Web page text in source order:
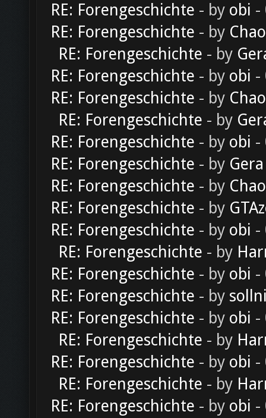
RE: Forengeschichte - by obi -
RE: Forengeschichte - by
RE: Forengeschichte - by
RE: Forengeschichte - by obi -
RE: Forengeschichte - by
RE: Forengeschichte - by
RE: Forengeschichte - by obi -
RE: Forengeschichte - by Gera
RE: Forengeschichte - by
RE: Forengeschichte - by
RE: Forengeschichte - by obi -
RE: Forengeschichte - by
RE: Forengeschichte - by obi -
RE: Forengeschichte - by
RE: Forengeschichte - by obi -
RE: Forengeschichte - by
RE: Forengeschichte - by obi -
RE: Forengeschichte - by
RE: Forengeschichte - by obi -